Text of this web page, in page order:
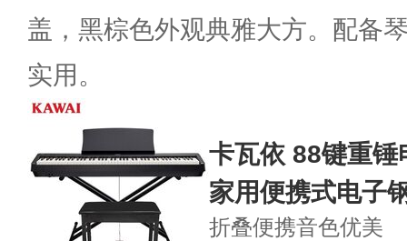
盖，黑棕色外观典雅大方。配备
实用。
卡瓦依 88键重锤
家用便携式电子
折叠便携音色优美